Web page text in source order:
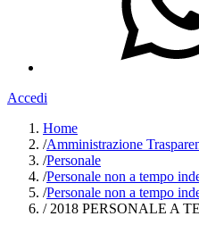
Accedi
Home
/Amministrazione
/Personale
/Personale non a tempo
/Personale non a tempo
/2018 PERSONALE A